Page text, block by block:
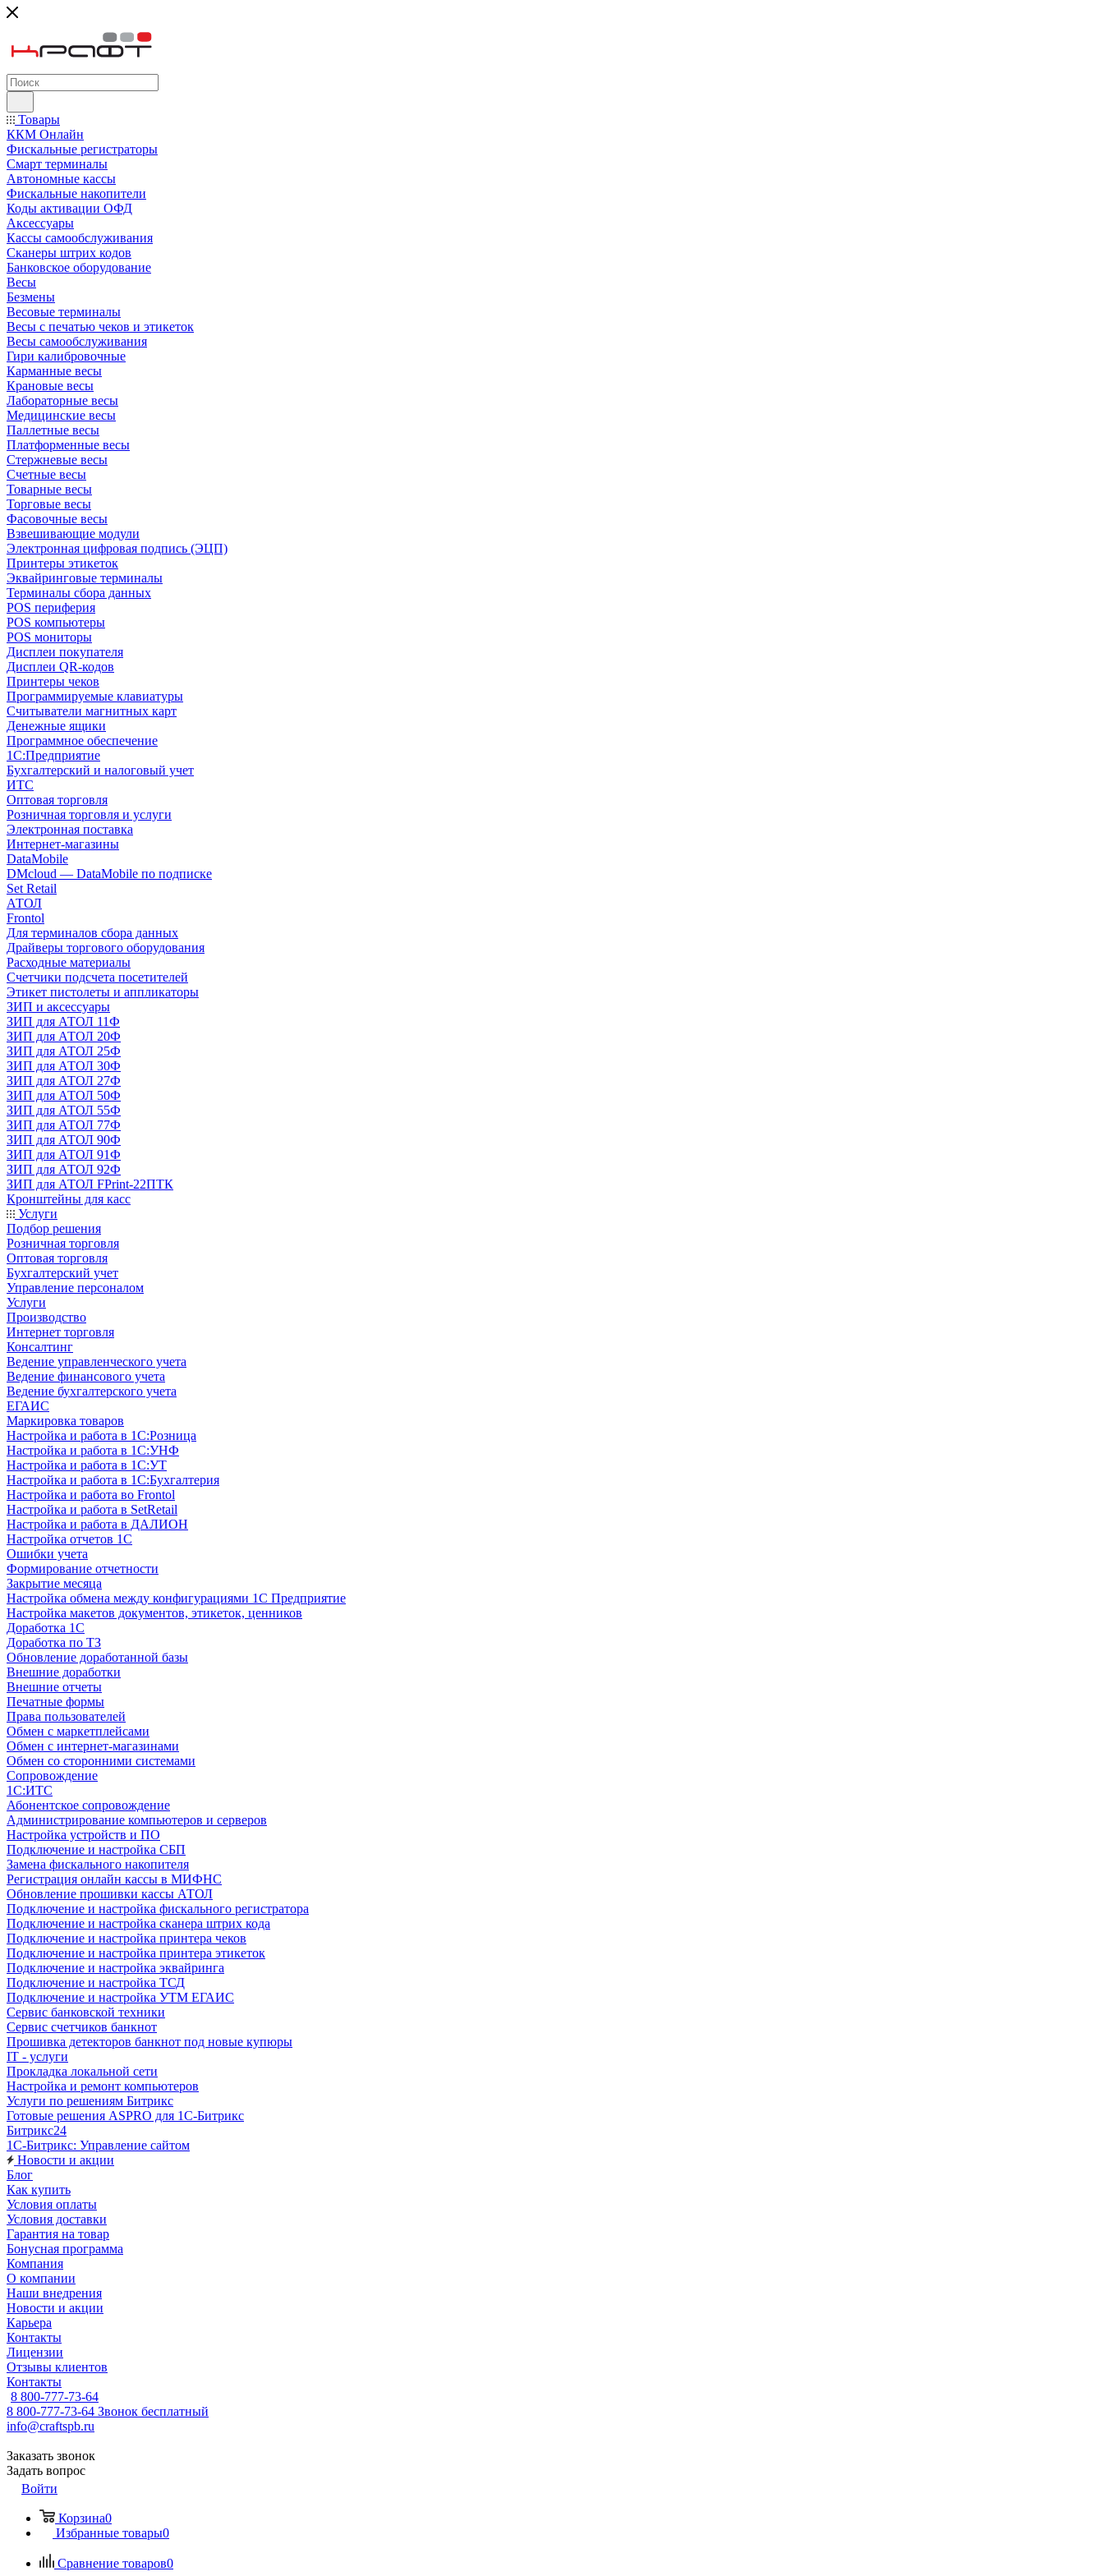
Товары
ККМ Онлайн
Фискальные регистраторы
Смарт терминалы
Автономные кассы
Фискальные накопители
Коды активации ОФД
Аксессуары
Кассы самообслуживания
Сканеры штрих кодов
Банковское оборудование
Весы
Безмены
Весовые терминалы
Весы с печатью чеков и этикеток
Весы самообслуживания
Гири калибровочные
Карманные весы
Крановые весы
Лабораторные весы
Медицинские весы
Паллетные весы
Платформенные весы
Стержневые весы
Счетные весы
Товарные весы
Торговые весы
Фасовочные весы
Взвешивающие модули
Электронная цифровая подпись (ЭЦП)
Принтеры этикеток
Эквайринговые терминалы
Терминалы сбора данных
POS периферия
POS компьютеры
POS мониторы
Дисплеи покупателя
Дисплеи QR-кодов
Принтеры чеков
Программируемые клавиатуры
Считыватели магнитных карт
Денежные ящики
Программное обеспечение
1С:Предприятие
Бухгалтерский и налоговый учет
ИТС
Оптовая торговля
Розничная торговля и услуги
Электронная поставка
Интернет-магазины
DataMobile
DMcloud — DataMobile по подписке
Set Retail
АТОЛ
Frontol
Для терминалов сбора данных
Драйверы торгового оборудования
Расходные материалы
Счетчики подсчета посетителей
Этикет пистолеты и аппликаторы
ЗИП и аксессуары
ЗИП для АТОЛ 11Ф
ЗИП для АТОЛ 20Ф
ЗИП для АТОЛ 25Ф
ЗИП для АТОЛ 30Ф
ЗИП для АТОЛ 27Ф
ЗИП для АТОЛ 50Ф
ЗИП для АТОЛ 55Ф
ЗИП для АТОЛ 77Ф
ЗИП для АТОЛ 90Ф
ЗИП для АТОЛ 91Ф
ЗИП для АТОЛ 92Ф
ЗИП для АТОЛ FPrint-22ПТК
Кронштейны для касс
Услуги
Подбор решения
Розничная торговля
Оптовая торговля
Бухгалтерский учет
Управление персоналом
Услуги
Производство
Интернет торговля
Консалтинг
Ведение управленческого учета
Ведение финансового учета
Ведение бухгалтерского учета
ЕГАИС
Маркировка товаров
Настройка и работа в 1С:Розница
Настройка и работа в 1С:УНФ
Настройка и работа в 1С:УТ
Настройка и работа в 1С:Бухгалтерия
Настройка и работа во Frontol
Настройка и работа в SetRetail
Настройка и работа в ДАЛИОН
Настройка отчетов 1С
Ошибки учета
Формирование отчетности
Закрытие месяца
Настройка обмена между конфигурациями 1С Предприятие
Настройка макетов документов, этикеток, ценников
Доработка 1С
Доработка по ТЗ
Обновление доработанной базы
Внешние доработки
Внешние отчеты
Печатные формы
Права пользователей
Обмен с маркетплейсами
Обмен с интернет-магазинами
Обмен со сторонними системами
Сопровождение
1C:ИТС
Абонентское сопровождение
Администрирование компьютеров и серверов
Настройка устройств и ПО
Подключение и настройка СБП
Замена фискального накопителя
Регистрация онлайн кассы в МИФНС
Обновление прошивки кассы АТОЛ
Подключение и настройка фискального регистратора
Подключение и настройка сканера штрих кода
Подключение и настройка принтера чеков
Подключение и настройка принтера этикеток
Подключение и настройка эквайринга
Подключение и настройка ТСД
Подключение и настройка УТМ ЕГАИС
Сервис банковской техники
Сервис счетчиков банкнот
Прошивка детекторов банкнот под новые купюры
IT - услуги
Прокладка локальной сети
Настройка и ремонт компьютеров
Услуги по решениям Битрикс
Готовые решения ASPRO для 1С-Битрикс
Битрикс24
1С-Битрикс: Управление сайтом
Новости и акции
Блог
Как купить
Условия оплаты
Условия доставки
Гарантия на товар
Бонусная программа
Компания
О компании
Наши внедрения
Новости и акции
Карьера
Контакты
Лицензии
Отзывы клиентов
Контакты
8 800-777-73-64
8 800-777-73-64 Звонок бесплатный
info@craftspb.ru
Заказать звонок
Задать вопрос
Войти
Корзина0
Избранные товары0
Сравнение товаров0